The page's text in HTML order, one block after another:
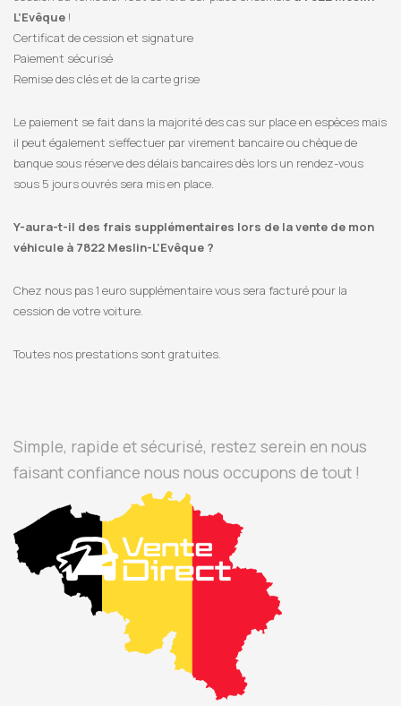
L’Evêque !
Certificat de cession et signature
Paiement sécurisé
Remise des clés et de la carte grise
Le paiement se fait dans la majorité des cas sur place en espèces mais
il peut également s’effectuer par virement bancaire ou chèque de
banque sous réserve des délais bancaires dès lors un rendez-vous
sous 5 jours ouvrés sera mis en place.
Y-aura-t-il des frais supplémentaires lors de la vente de mon
véhicule à 7822 Meslin-L’Evêque ?
Chez nous pas 1 euro supplémentaire vous sera facturé pour la
cession de votre voiture.
Toutes nos prestations sont gratuites.
Simple, rapide et sécurisé, restez serein en nous
faisant confiance nous nous occupons de tout !